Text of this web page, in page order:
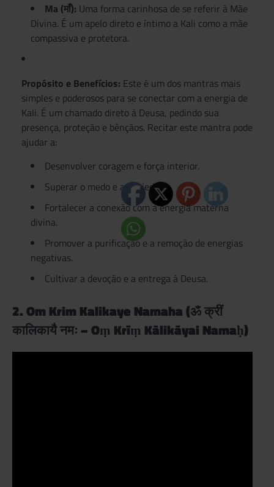
Ma (माँ): Uma forma carinhosa de se referir à Mãe
Divina. É um apelo direto e íntimo a Kali como a mãe
compassiva e protetora.
Propósito e Benefícios: Este é um dos mantras mais
simples e poderosos para se conectar com a energia de
Kali. É um chamado direto à Deusa, pedindo sua
presença, proteção e bênçãos. Recitar este mantra pode
ajudar a:
Desenvolver coragem e força interior.
Superar o medo e a ansiedade.
Fortalecer a conexão com a energia materna
divina.
Promover a purificação e a remoção de energias
negativas.
Cultivar a devoção e a entrega à Deusa.
2. Om Krim Kalikaye Namaha (ॐ क्रीं
कालिकायै नमः – Oṃ Krīṃ Kālikāyai Namaḥ)